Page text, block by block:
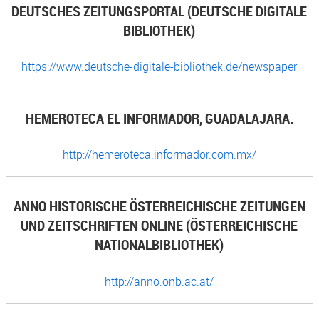
DEUTSCHES ZEITUNGSPORTAL (DEUTSCHE DIGITALE
BIBLIOTHEK)
https://www.deutsche-digitale-bibliothek.de/newspaper
HEMEROTECA EL INFORMADOR, GUADALAJARA.
http://hemeroteca.informador.com.mx/
ANNO HISTORISCHE ÖSTERREICHISCHE ZEITUNGEN
UND ZEITSCHRIFTEN ONLINE (ÖSTERREICHISCHE
NATIONALBIBLIOTHEK)
http://anno.onb.ac.at/